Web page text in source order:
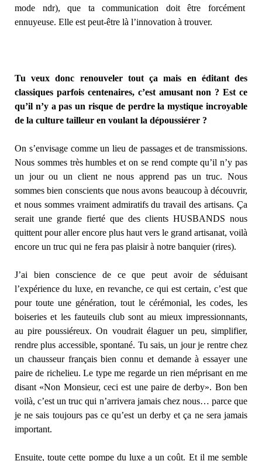
mode ndr), que ta communication doit être forcément
ennuyeuse. Elle est peut-être là l’innovation à trouver.
Tu veux donc renouveler tout ça mais en éditant des
classiques parfois centenaires, c’est amusant non ? Est ce
qu’il n’y a pas un risque de perdre la mystique incroyable
de la culture tailleur en voulant la dépoussiérer ?
On s’envisage comme un lieu de passages et de transmissions.
Nous sommes très humbles et on se rend compte qu’il n’y pas
un jour ou un client ne nous apprend pas un truc. Nous
sommes bien conscients que nous avons beaucoup à découvrir,
et nous sommes vraiment admiratifs du travail des artisans. Ça
serait une grande fierté que des clients HUSBANDS nous
quittent pour aller encore plus haut vers le grand artisanat, voilà
encore un truc qui ne fera pas plaisir à notre banquier (rires).
J’ai bien conscience de ce que peut avoir de séduisant
l’expérience du luxe, en revanche, ce qui est certain, c’est que
pour toute une génération, tout le cérémonial, les codes, les
boiseries et les fauteuils club sont au mieux impressionnants,
au pire poussiéreux. On voudrait élaguer un peu, simplifier,
rendre plus accessible, spontané. Tu sais, un jour je rentre chez
un chausseur français bien connu et demande à essayer une
paire de richelieu. Le type me regarde un rien méprisant en me
disant «Non Monsieur, ceci est une paire de derby». Bon ben
voilà, c’est un truc qui n’arrivera jamais chez nous… parce que
je ne sais toujours pas ce qu’est un derby et ça ne sera jamais
important.
Ensuite, toute cette pompe du luxe a un coût. Et il me semble